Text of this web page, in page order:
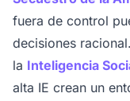
fuera de control
decisiones
la Inteligencia
alta IE crean un